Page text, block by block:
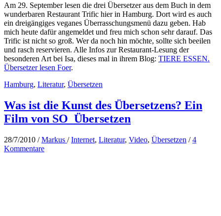
Am 29. September lesen die drei Übersetzer aus dem Buch in dem
wunderbaren Restaurant Trific hier in Hamburg. Dort wird es auch
ein dreigängiges veganes Überrasschungsmenü dazu geben. Hab
mich heute dafür angemeldet und freu mich schon sehr darauf. Das
Trific ist nicht so groß. Wer da noch hin möchte, sollte sich beeilen
und rasch reservieren. Alle Infos zur Restaurant-Lesung der
besonderen Art bei Isa, dieses mal in ihrem Blog: TIERE ESSEN.
Übersetzer lesen Foer.
Hamburg, Literatur, Übersetzen
Was ist die Kunst des Übersetzens? Ein
Film von SO_Übersetzen
28/7/2010 /Markus /Internet, Literatur, Video, Übersetzen /4
Kommentare